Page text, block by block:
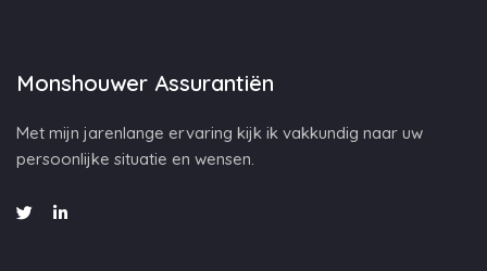
Monshouwer Assurantiën
Met mijn jarenlange ervaring kijk ik vakkundig naar uw
persoonlijke situatie en wensen.